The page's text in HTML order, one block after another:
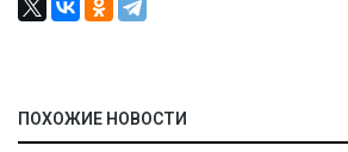
ПОХОЖИЕ НОВОСТИ